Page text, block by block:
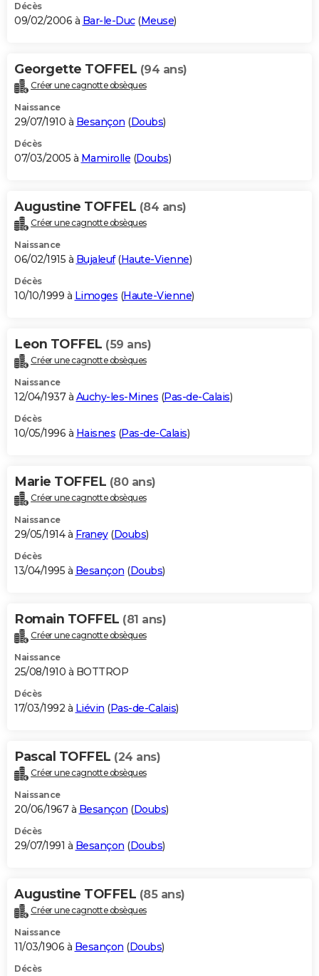
Décès
09/02/2006 à Bar-le-Duc(Meuse)
Georgette TOFFEL (94 ans)
Créer une cagnotte obsèques
Naissance
29/07/1910 à Besançon (Doubs)
Décès
07/03/2005 à Mamirolle (Doubs)
Augustine TOFFEL (84 ans)
Créer une cagnotte obsèques
Naissance
06/02/1915 à Bujaleuf(Haute-Vienne)
Décès
10/10/1999 à Limoges (Haute-Vienne)
Leon TOFFEL (59 ans)
Créer une cagnotte obsèques
Naissance
12/04/1937 à Auchy-les-Mines (Pas-de-Calais)
Décès
10/05/1996 à Haisnes (Pas-de-Calais)
Marie TOFFEL (80 ans)
Créer une cagnotte obsèques
Naissance
29/05/1914 à Franey(Doubs)
Décès
13/04/1995 à Besançon (Doubs)
Romain TOFFEL (81 ans)
Créer une cagnotte obsèques
Naissance
25/08/1910 à BOTTROP
Décès
17/03/1992 à Liévin (Pas-de-Calais)
Pascal TOFFEL (24 ans)
Créer une cagnotte obsèques
Naissance
20/06/1967 à Besançon (Doubs)
Décès
29/07/1991 à Besançon (Doubs)
Augustine TOFFEL (85 ans)
Créer une cagnotte obsèques
Naissance
11/03/1906 à Besançon (Doubs)
Décès